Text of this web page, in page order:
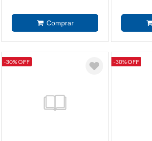
-30% OFF -30% OFF